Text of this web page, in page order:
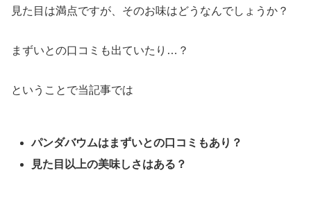
見た目は満点ですが、そのお味はどうなんでしょうか？
まずいとの口コミも出ていたり…？
ということで当記事では
パンダバウムはまずいとの口コミもあり？
見た目以上の美味しさはある？